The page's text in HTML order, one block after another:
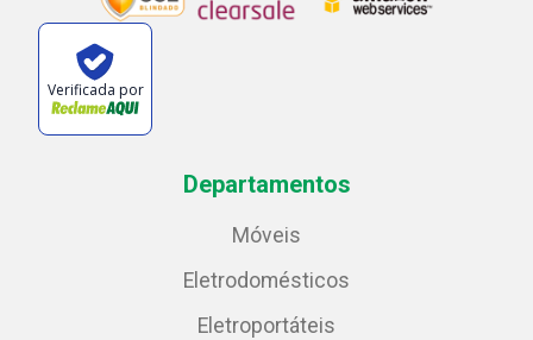
Verificada por
Departamentos
Móveis
Eletrodomésticos
Eletroportáteis